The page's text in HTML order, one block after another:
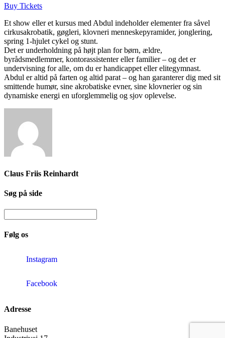
Buy Tickets
Et show eller et kursus med Abdul indeholder elementer fra såvel
cirkusakrobatik, gøgleri, klovneri menneskepyramider, jonglering,
spring 1-hjulet cykel og stunt.
Det er underholdning på højt plan for børn, ældre,
byrådsmedlemmer, kontorassistenter eller familier – og det er
undervisning for alle, om du er handicappet eller elitegymnast.
Abdul er altid på farten og altid parat – og han garanterer dig med sit
smittende humør, sine akrobatiske evner, sine klovnerier og sin
dynamiske energi en uforglemmelig og sjov oplevelse.
Claus Friis Reinhardt
Søg på side
Følg os
Instagram
Facebook
Adresse
Banehuset